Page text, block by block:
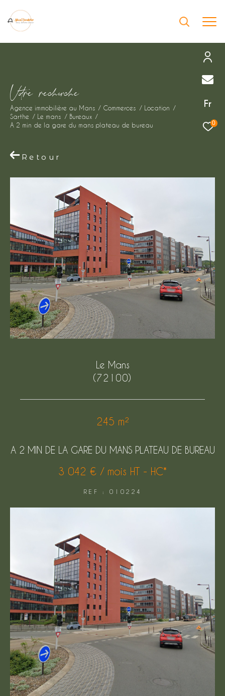
Fr
0
Vore recece
Agence immobilière au Mans Commerces
Location
Sarthe
Le mans
Bureaux
A 2 min de la gare du mans plateau de bureau
Retour
Le Mans
(72100)
245 m²
A 2 MIN DE LA GARE DU MANS PLATEAU DE BUREAU
3 042 € / mois HT - HC*
REF : 010224
Effectuer une recherche
et trouver le bien qui correspond à vos
critères
Type de bien
Budget
Budget
Surface
Surface
Pièces
Pièces
NOUVEAUTÉS
Rechercher